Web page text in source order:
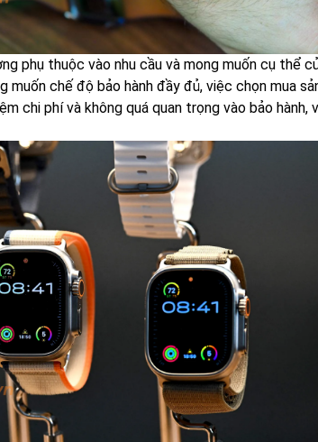
phụ thuộc vào nhu cầu và mong muốn cụ thể
chế độ bảo hành đầy đủ, việc chọn mua
chi phí và không quá quan trọng vào bảo